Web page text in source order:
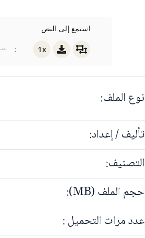
استمع إلى النص
-:-- 1x
نوع الملف:
تأليف / إعداد:
التصنيف:
حجم الملف (MB):
عدد مرات التحميل :